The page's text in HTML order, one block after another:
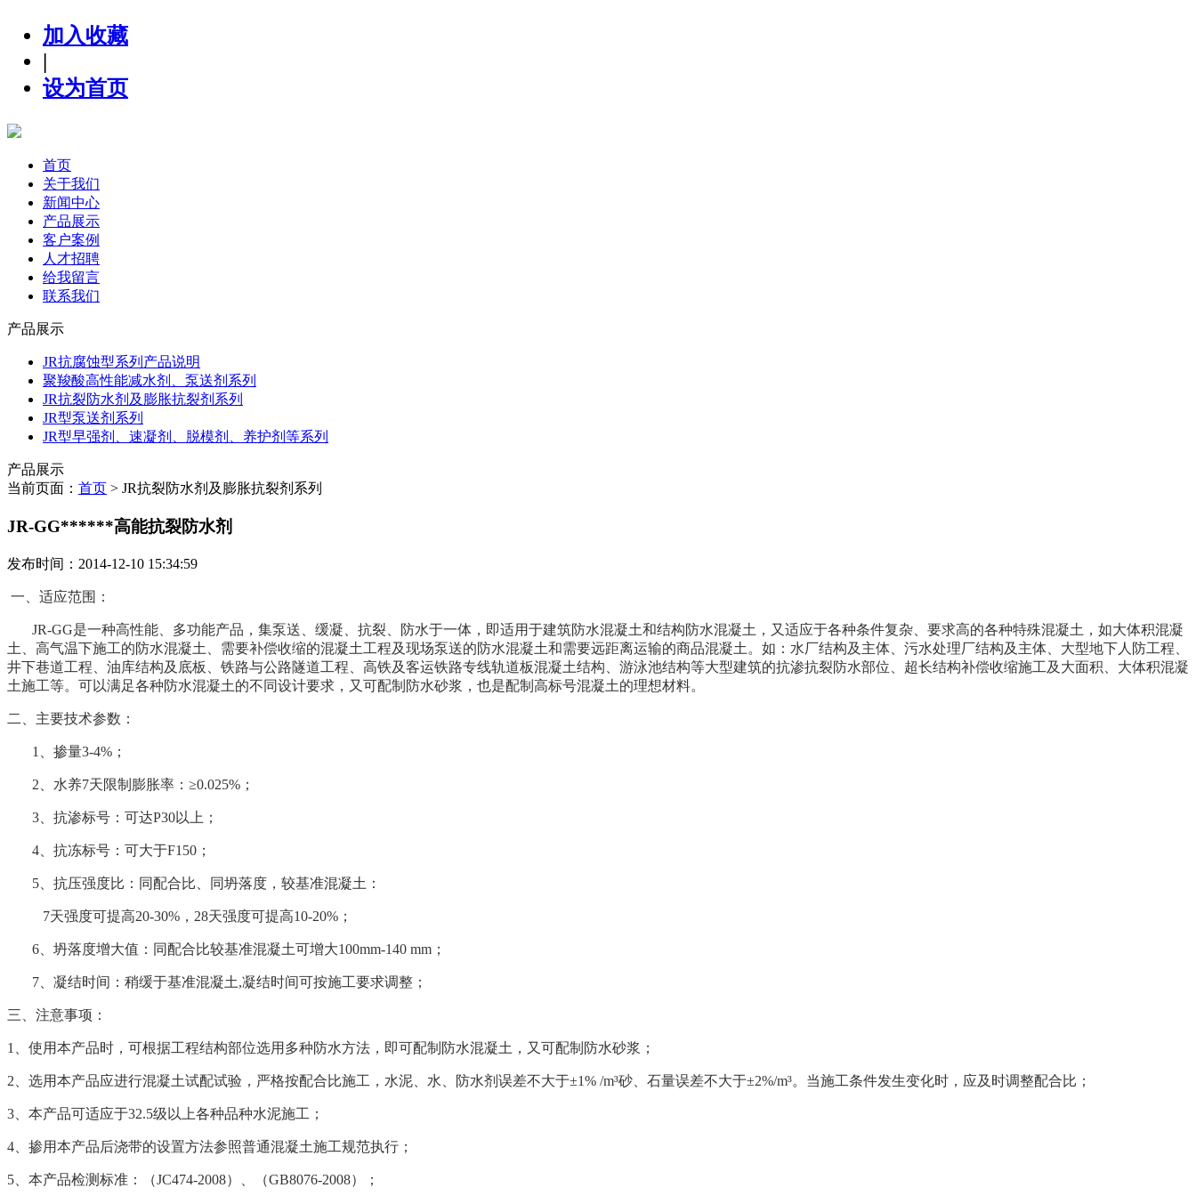
加入收藏
|
设为首页
首页
关于我们
新闻中心
产品展示
客户案例
人才招聘
给我留言
联系我们
产品展示
JR抗腐蚀型系列产品说明
聚羧酸高性能减水剂、泵送剂系列
JR抗裂防水剂及膨胀抗裂剂系列
JR型泵送剂系列
JR型早强剂、速凝剂、脱模剂、养护剂等系列
产品展示
当前页面： 首页 > JR抗裂防水剂及膨胀抗裂剂系列
JR-GG******高能抗裂防水剂
发布时间：2014-12-10 15:34:59
一、适应范围：
JR-GG是一种高性能、多功能产品，集泵送、缓凝、抗裂、防水于一体，即适用于建筑防水混凝土和结构防水混凝土，又适应于各种条件复杂、要求高的各种特殊混凝土，如大体积混凝
土、高气温下施工的防水混凝土、需要补偿收缩的混凝土工程及现场泵送的防水混凝土和需要远距离运输的商品混凝土。如：水厂结构及主体、污水处理厂结构及主体、大型地下人防工程、
井下巷道工程、油库结构及底板、铁路与公路隧道工程、高铁及客运铁路专线轨道板混凝土结构、游泳池结构等大型建筑的抗渗抗裂防水部位、超长结构补偿收缩施工及大面积、大体积混凝
土施工等。可以满足各种防水混凝土的不同设计要求，又可配制防水砂浆，也是配制高标号混凝土的理想材料。
二、主要技术参数：
1、掺量3-4%；
2、水养7天限制膨胀率：≥0.025%；
3、抗渗标号：可达P30以上；
4、抗冻标号：可大于F150；
5、抗压强度比：同配合比、同坍落度，较基准混凝土：
7天强度可提高20-30%，28天强度可提高10-20%；
6、坍落度增大值：同配合比较基准混凝土可增大100mm-140 mm；
7、凝结时间：稍缓于基准混凝土,凝结时间可按施工要求调整；
三、注意事项：
1、使用本产品时，可根据工程结构部位选用多种防水方法，即可配制防水混凝土，又可配制防水砂浆；
2、选用本产品应进行混凝土试配试验，严格按配合比施工，水泥、水、防水剂误差不大于±1% /m³砂、石量误差不大于±2%/m³。当施工条件发生变化时，应及时调整配合比；
3、本产品可适应于32.5级以上各种品种水泥施工；
4、掺用本产品后浇带的设置方法参照普通混凝土施工规范执行；
5、本产品检测标准： （JC474-2008）、（GB8076-2008）；